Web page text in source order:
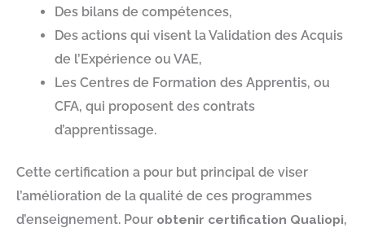
Des bilans de compétences,
Des actions qui visent la Validation des Acquis
de l’Expérience ou VAE,
Les Centres de Formation des Apprentis, ou
CFA, qui proposent des contrats
d’apprentissage.
Cette certification a pour but principal de viser
l’amélioration de la qualité de ces programmes
d’enseignement. Pour obtenir certification Qualiopi,